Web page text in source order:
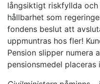
långsiktigt riskfyllda
hållbarhet som
fondens beslut att
uppmuntras hos fler!
Pension slipper numera
pensionsmedel